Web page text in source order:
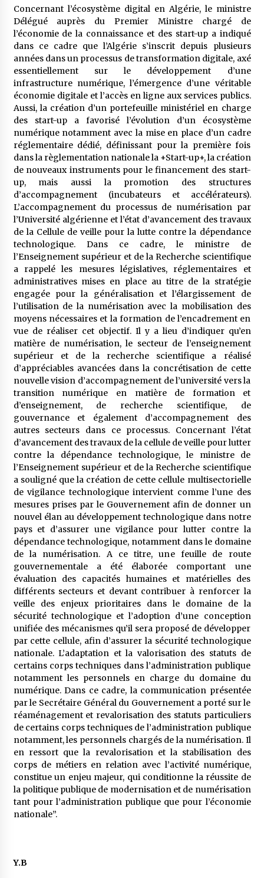
Concernant l’écosystème digital en Algérie, le ministre
Délégué auprès du Premier Ministre chargé de
l’économie de la connaissance et des start-up a indiqué
dans ce cadre que l’Algérie s’inscrit depuis plusieurs
années dans un processus de transformation digitale, axé
essentiellement sur le développement d’une
infrastructure numérique, l’émergence d’une véritable
économie digitale et l’accès en ligne aux services publics.
Aussi, la création d’un portefeuille ministériel en charge
des start-up a favorisé l’évolution d’un écosystème
numérique notamment avec la mise en place d’un cadre
réglementaire dédié, définissant pour la première fois
dans la règlementation nationale la +Start-up+, la création
de nouveaux instruments pour le financement des start-
up, mais aussi la promotion des structures
d’accompagnement (incubateurs et accélérateurs).
L’accompagnement du processus de numérisation par
l’Université algérienne et l’état d’avancement des travaux
de la Cellule de veille pour la lutte contre la dépendance
technologique. Dans ce cadre, le ministre de
l’Enseignement supérieur et de la Recherche scientifique
a rappelé les mesures législatives, réglementaires et
administratives mises en place au titre de la stratégie
engagée pour la généralisation et l’élargissement de
l’utilisation de la numérisation avec la mobilisation des
moyens nécessaires et la formation de l’encadrement en
vue de réaliser cet objectif. Il y a lieu d’indiquer qu’en
matière de numérisation, le secteur de l’enseignement
supérieur et de la recherche scientifique a réalisé
d’appréciables avancées dans la concrétisation de cette
nouvelle vision d’accompagnement de l’université vers la
transition numérique en matière de formation et
d’enseignement, de recherche scientifique, de
gouvernance et également d’accompagnement des
autres secteurs dans ce processus. Concernant l’état
d’avancement des travaux de la cellule de veille pour lutter
contre la dépendance technologique, le ministre de
l’Enseignement supérieur et de la Recherche scientifique
a souligné que la création de cette cellule multisectorielle
de vigilance technologique intervient comme l’une des
mesures prises par le Gouvernement afin de donner un
nouvel élan au développement technologique dans notre
pays et d’assurer une vigilance pour lutter contre la
dépendance technologique, notamment dans le domaine
de la numérisation. A ce titre, une feuille de route
gouvernementale a été élaborée comportant une
évaluation des capacités humaines et matérielles des
différents secteurs et devant contribuer à renforcer la
veille des enjeux prioritaires dans le domaine de la
sécurité technologique et l’adoption d’une conception
unifiée des mécanismes qu’il sera proposé de développer
par cette cellule, afin d’assurer la sécurité technologique
nationale. L’adaptation et la valorisation des statuts de
certains corps techniques dans l’administration publique
notamment les personnels en charge du domaine du
numérique. Dans ce cadre, la communication présentée
par le Secrétaire Général du Gouvernement a porté sur le
réaménagement et revalorisation des statuts particuliers
de certains corps techniques de l’administration publique
notamment, les personnels chargés de la numérisation. Il
en ressort que la revalorisation et la stabilisation des
corps de métiers en relation avec l’activité numérique,
constitue un enjeu majeur, qui conditionne la réussite de
la politique publique de modernisation et de numérisation
tant pour l’administration publique que pour l’économie
nationale”.
Y.B